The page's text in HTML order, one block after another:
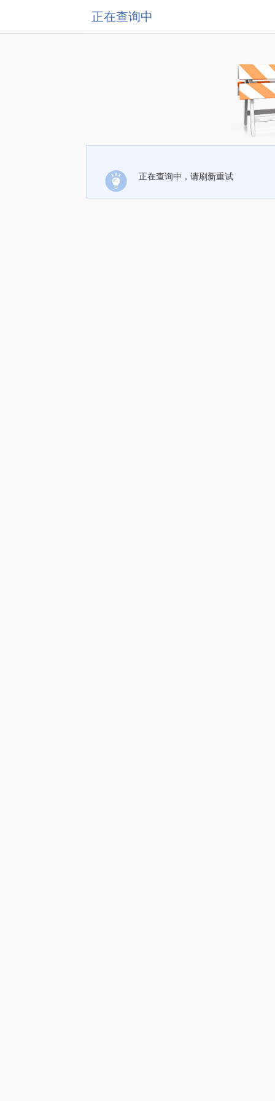
正在查询中
正在查询中，请刷新重试